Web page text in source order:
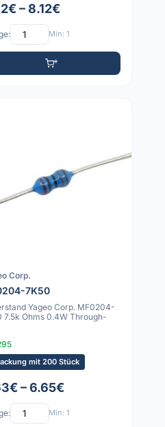
– 8.12€
Min: 1
Corp.
7K50
Yageo Corp. MF0204-
7.5k Ohms 0.4W Through-
mit 200 Stück
– 6.65€
Min: 1